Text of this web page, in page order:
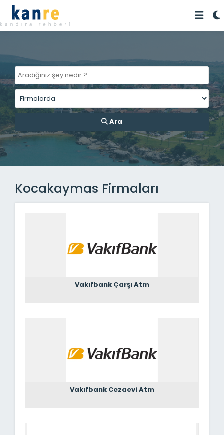
Ara
Kocakaymas Firmaları
Vakıfbank Çarşı Atm
Vakıfbank Cezaevi Atm